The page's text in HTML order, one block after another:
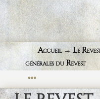
Accueil→Le
générales du Revest